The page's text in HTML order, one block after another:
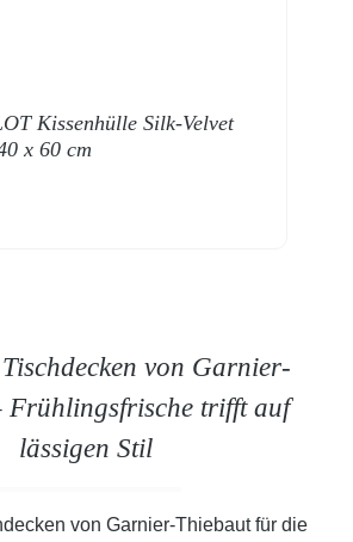
Kissenhülle Silk-Velvet
x 60 cm
von Garnier-
Frühlingsfrische trifft auf
lässigen Stil
von Garnier-Thiebaut für die